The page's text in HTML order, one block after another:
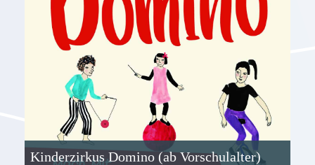
Kinderzirkus Domino (ab Vorschulalter)